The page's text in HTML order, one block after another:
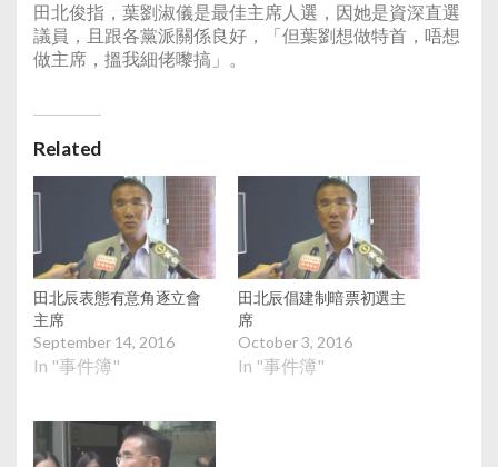
田北俊指，葉劉淑儀是最佳主席人選，因她是資深直選
議員，且跟各黨派關係良好，「但葉劉想做特首，唔想
做主席，搵我細佬嚟搞」。
Related
田北辰表態有意角逐立會
主席
September 14, 2016
In "事件簿"
田北辰倡建制暗票初選主
席
October 3, 2016
In "事件簿"